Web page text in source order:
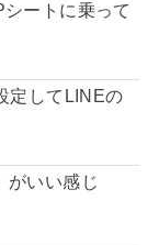
ートに乗って
定してLINEの
がいい感じ